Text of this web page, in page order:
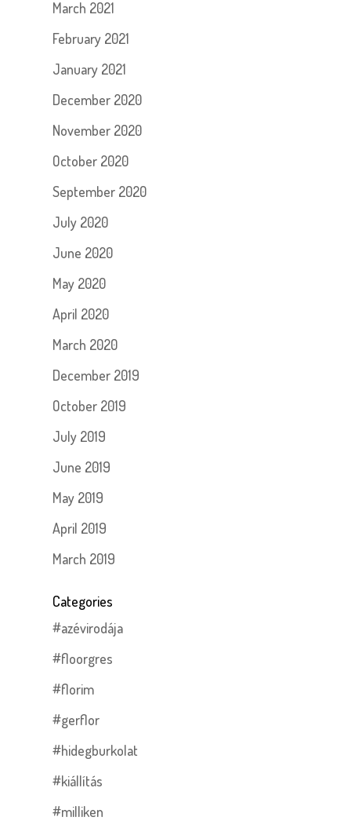
March 2021
February 2021
January 2021
December 2020
November 2020
October 2020
September 2020
July 2020
June 2020
May 2020
April 2020
March 2020
December 2019
October 2019
July 2019
June 2019
May 2019
April 2019
March 2019
Categories
#azévirodája
#floorgres
#florim
#gerflor
#hidegburkolat
#kiállítás
#milliken